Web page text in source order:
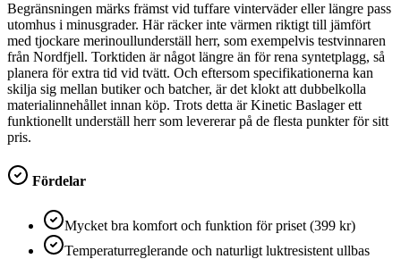
Begränsningen märks främst vid tuffare vinterväder eller längre pass
utomhus i minusgrader. Här räcker inte värmen riktigt till jämfört
med tjockare merinoullunderställ herr, som exempelvis testvinnaren
från Nordfjell. Torktiden är något längre än för rena syntetplagg, så
planera för extra tid vid tvätt. Och eftersom specifikationerna kan
skilja sig mellan butiker och batcher, är det klokt att dubbelkolla
materialinnehållet innan köp. Trots detta är Kinetic Baslager ett
funktionellt underställ herr som levererar på de flesta punkter för sitt
pris.
Fördelar
Mycket bra komfort och funktion för priset (399 kr)
Temperaturreglerande och naturligt luktresistent ullbas